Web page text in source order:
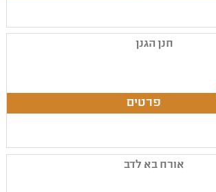
חנן הגנן
אורח בא לדב